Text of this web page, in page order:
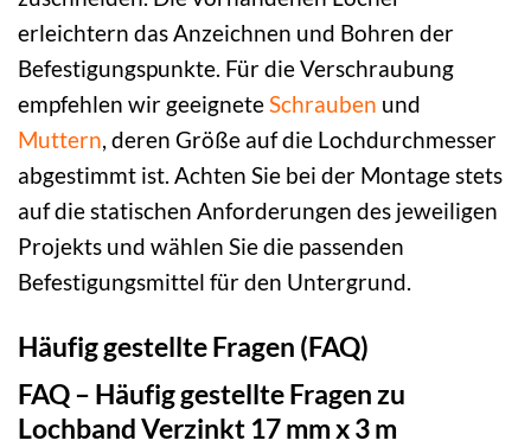
erleichtern das Anzeichnen und Bohren der
Befestigungspunkte. Für die Verschraubung
empfehlen wir geeigneteSchrauben und
Muttern, deren Größe auf die Lochdurchmesser
abgestimmt ist. Achten Sie bei der Montage stets
auf die statischen Anforderungen des jeweiligen
Projekts und wählen Sie die passenden
Befestigungsmittel für den Untergrund.
Häufig gestellte Fragen (FAQ)
FAQ – Häufig gestellte Fragen zu
Lochband Verzinkt 17 mm x 3 m